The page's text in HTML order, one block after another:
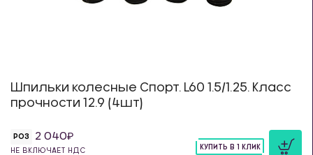
Шпильки колесные Спорт. L60 1.5/1.25. Класс
прочности 12.9 (4шт)
РОЗ 2 040
НЕ ВКЛЮЧАЕТ НДС
КУПИТЬ В 1 КЛИК